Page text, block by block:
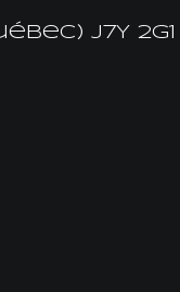
J7Y 2G1